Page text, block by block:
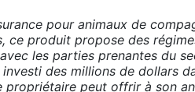
pour animaux de
ce produit propose des
les parties prenantes du
des millions de dollars
propriétaire peut offrir à son